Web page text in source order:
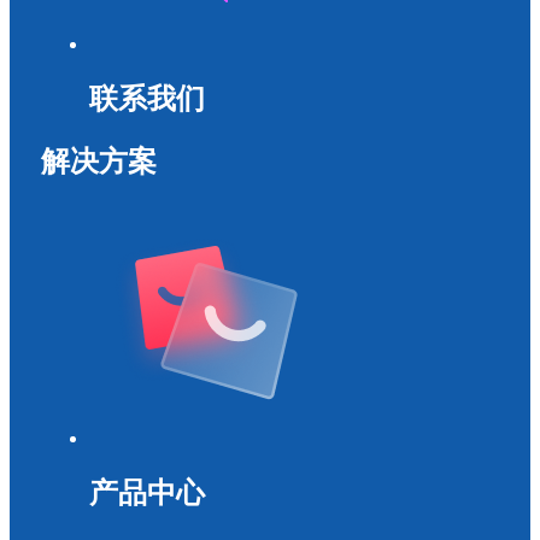
联系我们
解决方案
产品中心